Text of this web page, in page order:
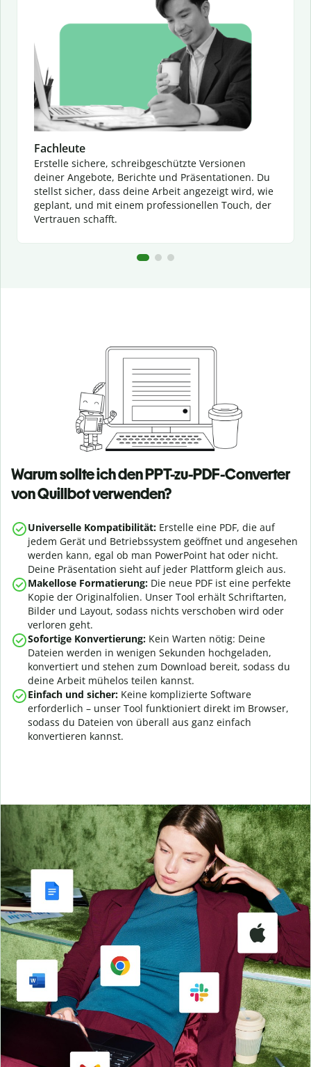
Fachleute
Erstelle sichere, schreibgeschützte Versionen
deiner Angebote, Berichte und Präsentationen. Du
stellst sicher, dass deine Arbeit angezeigt wird, wie
geplant, und mit einem professionellen Touch, der
Vertrauen schafft.
Warum sollte ich den PPT-zu-PDF-Converter
von Quillbot verwenden?
Universelle Kompatibilität: Erstelle eine PDF, die auf
jedem Gerät und Betriebssystem geöffnet und angesehen
werden kann, egal ob man PowerPoint hat oder nicht.
Deine Präsentation sieht auf jeder Plattform gleich aus.
Makellose Formatierung: Die neue PDF ist eine perfekte
Kopie der Originalfolien. Unser Tool erhält Schriftarten,
Bilder und Layout, sodass nichts verschoben wird oder
verloren geht.
Sofortige Konvertierung: Kein Warten nötig: Deine
Dateien werden in wenigen Sekunden hochgeladen,
konvertiert und stehen zum Download bereit, sodass du
deine Arbeit mühelos teilen kannst.
Einfach und sicher: Keine komplizierte Software
erforderlich – unser Tool funktioniert direkt im Browser,
sodass du Dateien von überall aus ganz einfach
konvertieren kannst.